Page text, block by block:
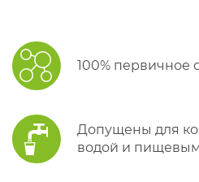
100% первичное
Допущены для
водой и